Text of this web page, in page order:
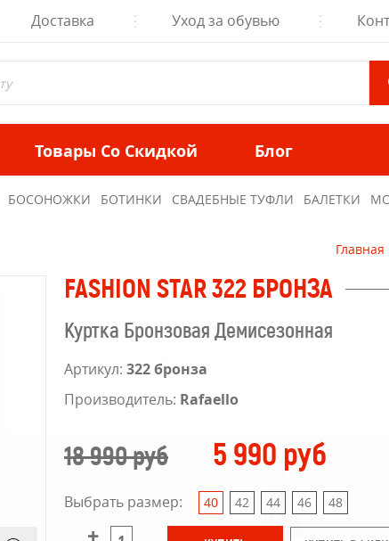
Доставка Уход за обувью
Товары Со Скидкой Блог
БОСОНОЖКИ БОТИНКИ СВАДЕБНЫЕ ТУФЛИ БАЛЕТКИ
Главная
FASHION STAR 322 БРОНЗА
Куртка Бронзовая Демисезонная
Артикул: 322 бронза
Производитель: Rafaello
18 990 руб 5 990 руб
Выбрать размер: 40 42 44 46 48